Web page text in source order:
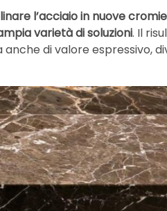
l’acciaio in nuove
varietà di soluzioni. Il
di valore espressivo,